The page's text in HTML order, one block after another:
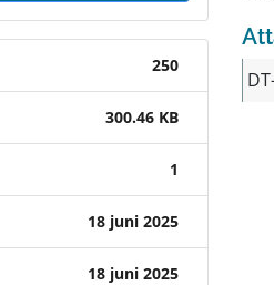
250
300.46 KB
1
18 juni 2025
18 juni 2025